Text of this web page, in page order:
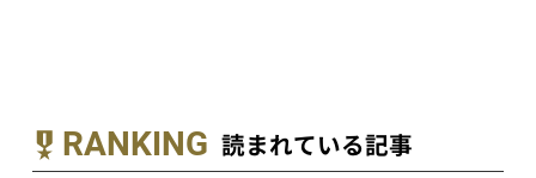
RANKING 読まれている記事